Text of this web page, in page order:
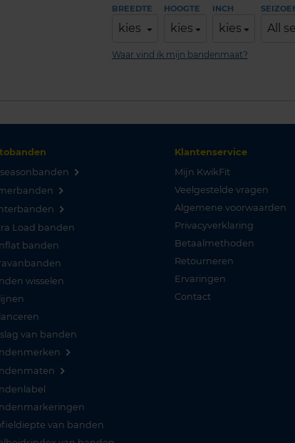
BREEDTE
kies
HOOGTE
kies
INCH
kies All
Waar vind ik mijn bandenmaat?
Load banden
banden
wisselen
van banden
van banden
Klantenservice
Mijn KwikFit
Veelgestelde vragen
Algemene voorwaarden
Privacyverklaring
Betaalmethoden
Retourneren
Ervaringen
Contact